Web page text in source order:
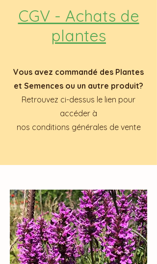
CGV - Achats de
plantes
Vous avez commandé des Plantes
et Semences ou un autre produit?
Retrouvez ci-dessus le lien pour
accéder à
nos conditions générales de vente